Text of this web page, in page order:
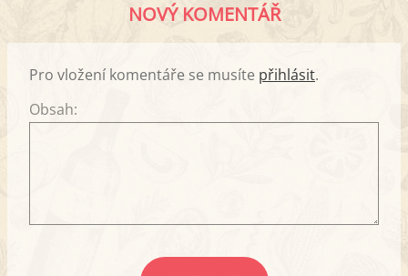
NOVÝ KOMENTÁŘ
Pro vložení komentáře se musíte přihlásit.
Obsah: